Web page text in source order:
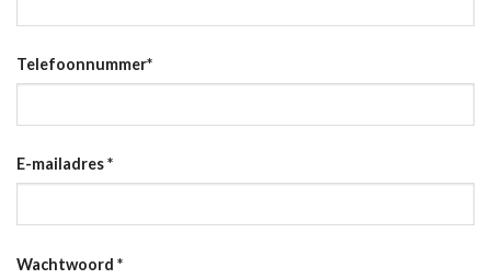
Telefoonnummer*
E-mailadres*
Wachtwoord *